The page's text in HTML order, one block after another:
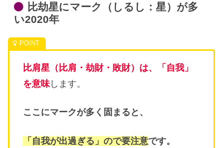
比劫星にマーク（しるし：星）が多
い2020年
比肩星（比肩・劫財・敗財）は、「自我」
を意味します。
ここにマークが多く固まると、
「自我が出過ぎる」ので要注意です。